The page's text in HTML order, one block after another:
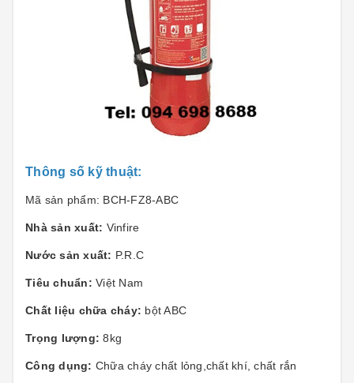
Thông số kỹ thuật:
Mã sản phẩm: BCH-FZ8-ABC
Nhà sản xuất: Vinfire
Nước sản xuất: P.R.C
Tiêu chuẩn: Việt Nam
Chất liệu chữa cháy: bột ABC
Trọng lượng: 8kg
Công dụng: Chữa cháy chất lỏng,chất khí, chất rắn